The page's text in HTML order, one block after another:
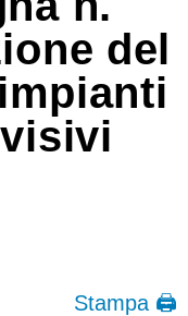
del
Stampa 🖨